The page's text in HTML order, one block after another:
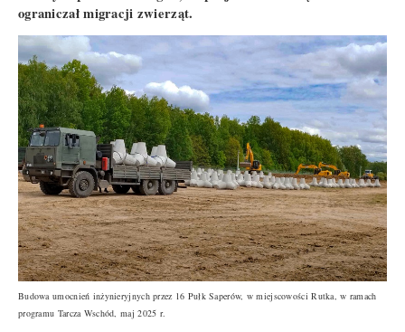
ograniczał migracji zwierząt.
Budowa umocnień inżynieryjnych przez 16 Pułk Saperów, w miejscowości Rutka, w ramach
programu Tarcza Wschód, maj 2025 r.